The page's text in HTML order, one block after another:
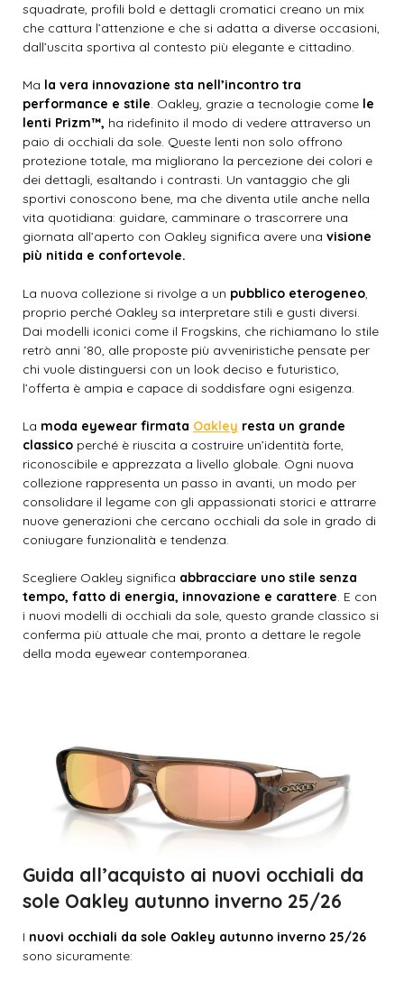
squadrate, profili bold e dettagli cromatici creano un mix
che cattura l’attenzione e che si adatta a diverse occasioni,
dall’uscita sportiva al contesto più elegante e cittadino.
Ma la vera innovazione sta nell’incontro tra
performance e stile. Oakley, grazie a tecnologie come le
lenti Prizm™, ha ridefinito il modo di vedere attraverso un
paio di occhiali da sole. Queste lenti non solo offrono
protezione totale, ma migliorano la percezione dei colori e
dei dettagli, esaltando i contrasti. Un vantaggio che gli
sportivi conoscono bene, ma che diventa utile anche nella
vita quotidiana: guidare, camminare o trascorrere una
giornata all’aperto con Oakley significa avere una visione
più nitida e confortevole.
La nuova collezione si rivolge a un pubblico eterogeneo,
proprio perché Oakley sa interpretare stili e gusti diversi.
Dai modelli iconici come il Frogskins, che richiamano lo stile
retrò anni ’80, alle proposte più avveniristiche pensate per
chi vuole distinguersi con un look deciso e futuristico,
l’offerta è ampia e capace di soddisfare ogni esigenza.
La moda eyewear firmata Oakley resta un grande
classico perché è riuscita a costruire un’identità forte,
riconoscibile e apprezzata a livello globale. Ogni nuova
collezione rappresenta un passo in avanti, un modo per
consolidare il legame con gli appassionati storici e attrarre
nuove generazioni che cercano occhiali da sole in grado di
coniugare funzionalità e tendenza.
Scegliere Oakley significa abbracciare uno stile senza
tempo, fatto di energia, innovazione e carattere. E con
i nuovi modelli di occhiali da sole, questo grande classico si
conferma più attuale che mai, pronto a dettare le regole
della moda eyewear contemporanea.
Guida all’acquisto ai nuovi occhiali da
sole Oakley autunno inverno 25/26
I nuovi occhiali da sole Oakley autunno inverno 25/26
sono sicuramente: